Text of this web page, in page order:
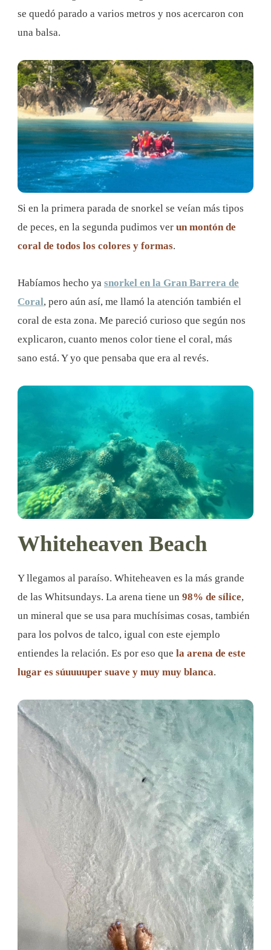
se quedó parado a varios metros y nos acercaron con
una balsa.
Si en la primera parada de snorkel se veían más tipos
de peces, en la segunda pudimos ver un montón de
coral de todos los colores y formas.
Habíamos hecho ya snorkel en la Gran Barrera de
Coral, pero aún así, me llamó la atención también el
coral de esta zona. Me pareció curioso que según nos
explicaron, cuanto menos color tiene el coral, más
sano está. Y yo que pensaba que era al revés.
Whiteheaven Beach
Y llegamos al paraíso. Whiteheaven es la más grande
de las Whitsundays. La arena tiene un 98% de sílice,
un mineral que se usa para muchísimas cosas, también
para los polvos de talco, igual con este ejemplo
entiendes la relación. Es por eso que la arena de este
lugar es súuuuuper suave y muy muy blanca.